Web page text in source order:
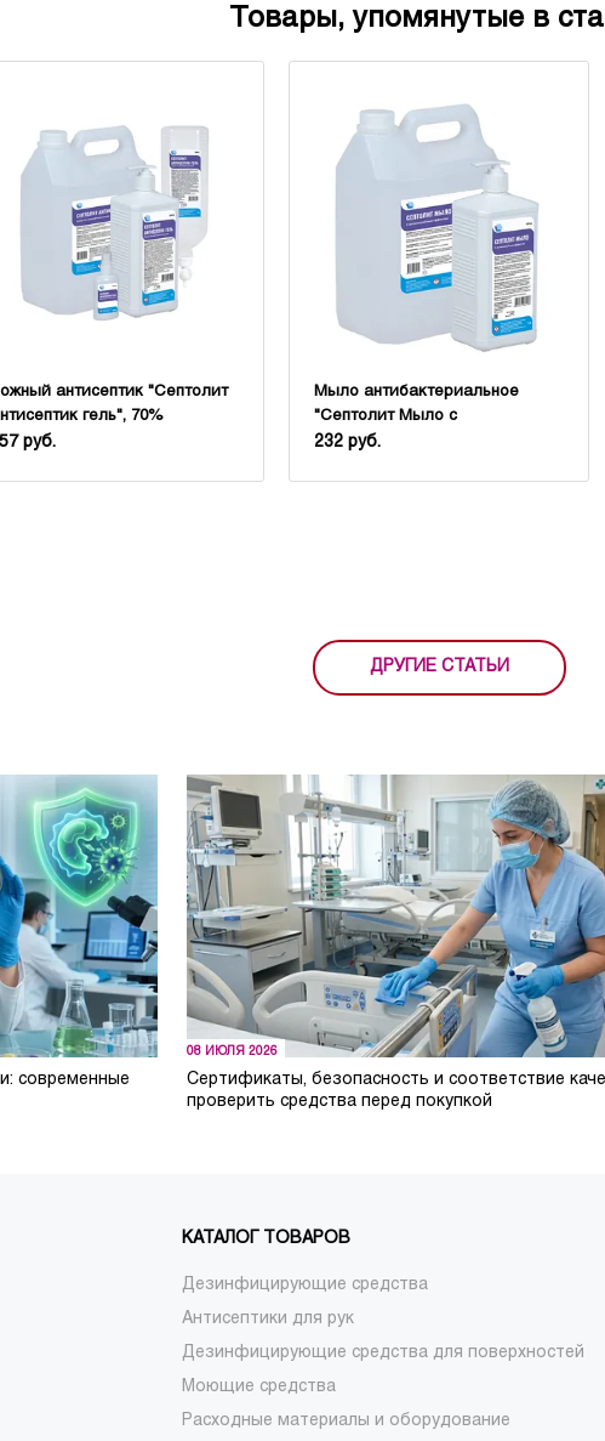
Товары, упомянутые в
антисептик "Септолит
гель", 70%
руб.
Мыло антибактериальное
"Септолит Мыло с
антимикробным эффектом"
232 руб.
ДРУГИЕ СТАТЬИ
современные
08 ИЮЛЯ 2026
Сертификаты, безопасность и соответствие
проверить средства перед покупкой
КАТАЛОГ ТОВАРОВ
Дезинфицирующие средства
Антисептики для рук
Дезинфицирующие средства для поверхностей
Моющие средства
Расходные материалы и оборудование